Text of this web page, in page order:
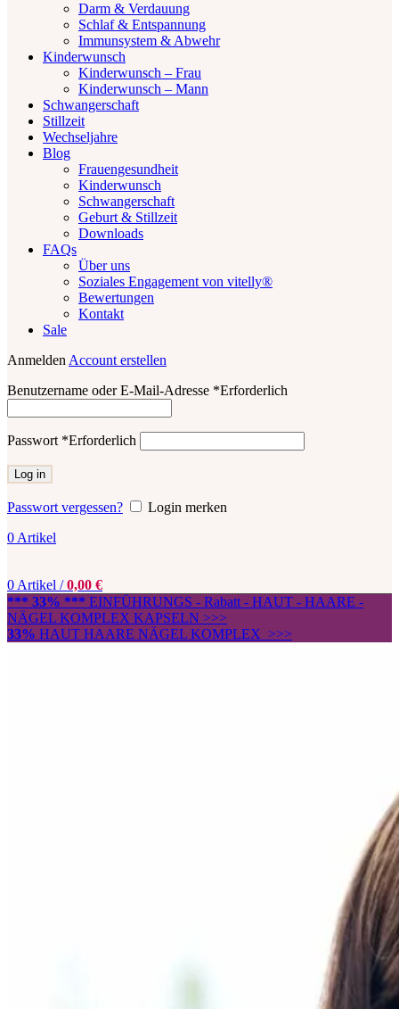
Darm & Verdauung
Schlaf & Entspannung
Immunsystem & Abwehr
Kinderwunsch
Kinderwunsch – Frau
Kinderwunsch – Mann
Schwangerschaft
Stillzeit
Wechseljahre
Blog
Frauengesundheit
Kinderwunsch
Schwangerschaft
Geburt & Stillzeit
Downloads
FAQs
Über uns
Soziales Engagement von vitelly®
Bewertungen
Kontakt
Sale
Anmelden Account erstellen
Benutzername oder E-Mail-Adresse *Erforderlich
Passwort *Erforderlich
Log in
Passwort vergessen?
Login merken
0 Artikel
0 Artikel / 0,00 €
*** 33% *** EINFÜHRUNGS - Rabatt - HAUT - HAARE -
NÄGEL KOMPLEX KAPSELN >>>
33% HAUT HAARE NÄGEL KOMPLEX >>>